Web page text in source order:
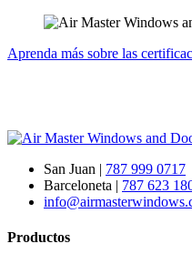
Aprenda más sobre las
San Juan | 787 999 0717
Barceloneta | 787 623
Productos